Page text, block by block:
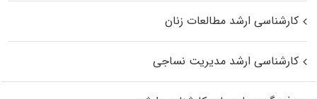
کارشناسی ارشد مطالعات زنان
کارشناسی ارشد مدیریت نساجی